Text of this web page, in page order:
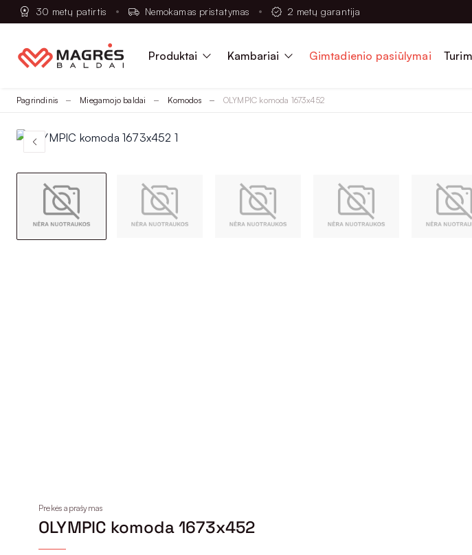
30 metų patirtis Nemokamas pristatymas 2 metų garantija
Produktai Kambariai Gimtadienio pasiūlymai
Pagrindinis Miegamojo baldai Komodos OLYMPIC komoda 1673x452
Prekės aprašymas
OLYMPIC komoda 1673x452